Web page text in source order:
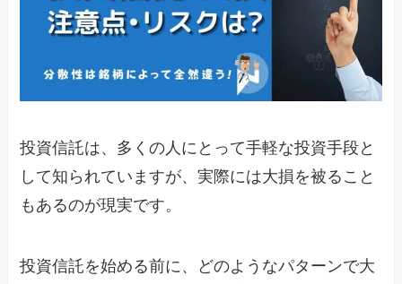
投資信託は、多くの人にとって手軽な投資手段と
して知られていますが、実際には大損を被ること
もあるのが現実です。
投資信託を始める前に、どのようなパターンで大